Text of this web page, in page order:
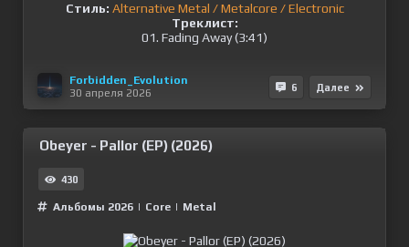
Стиль: Alternative Metal / Metalcore / Electronic
Треклист:
01. Fading Away (3:41)
Forbidden_Evolution
30 апреля 2026
6 Далее
Obeyer - Pallor (EP) (2026)
430
Альбомы 2026 | Сore | Metal